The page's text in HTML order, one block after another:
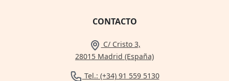
CONTACTO
C/ Cristo 3,
28015 Madrid (España)
Tel.: (+34) 91 559 5130